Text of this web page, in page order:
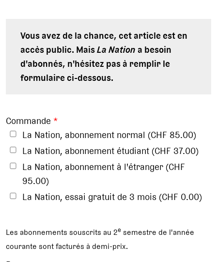
Vous avez de la chance, cet article est en
accès public. MaisLa Nationa besoin
d'abonnés, n'hésitez pas à remplir le
formulaire ci-dessous.
Commande *
La Nation, abonnement normal (CHF 85.00)
La Nation, abonnement étudiant (CHF 37.00)
La Nation, abonnement à l'étranger (CHF
95.00)
La Nation, essai gratuit de 3 mois (CHF 0.00)
Les abonnements souscrits au 2e semestre de l'année
courante sont facturés à demi-prix.